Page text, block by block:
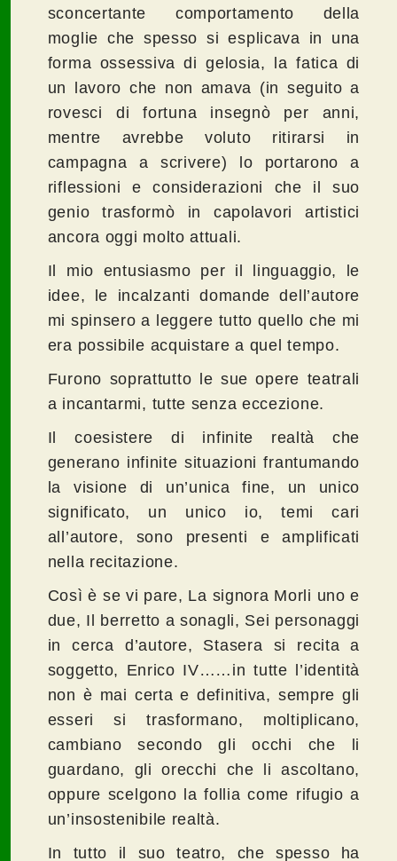
sconcertante comportamento della
moglie che spesso si esplicava in una
forma ossessiva di gelosia, la fatica di
un lavoro che non amava (in seguito a
rovesci di fortuna insegnò per anni,
mentre avrebbe voluto ritirarsi in
campagna a scrivere) lo portarono a
riflessioni e considerazioni che il suo
genio trasformò in capolavori artistici
ancora oggi molto attuali.
Il mio entusiasmo per il linguaggio, le
idee, le incalzanti domande dell’autore
mi spinsero a leggere tutto quello che mi
era possibile acquistare a quel tempo.
Furono soprattutto le sue opere teatrali
a incantarmi, tutte senza eccezione.
Il coesistere di infinite realtà che
generano infinite situazioni frantumando
la visione di un’unica fine, un unico
significato, un unico io, temi cari
all’autore, sono presenti e amplificati
nella recitazione.
Così è se vi pare, La signora Morli uno e
due, Il berretto a sonagli, Sei personaggi
in cerca d’autore, Stasera si recita a
soggetto, Enrico IV……in tutte l’identità
non è mai certa e definitiva, sempre gli
esseri si trasformano, moltiplicano,
cambiano secondo gli occhi che li
guardano, gli orecchi che li ascoltano,
oppure scelgono la follia come rifugio a
un’insostenibile realtà.
In tutto il suo teatro, che spesso ha